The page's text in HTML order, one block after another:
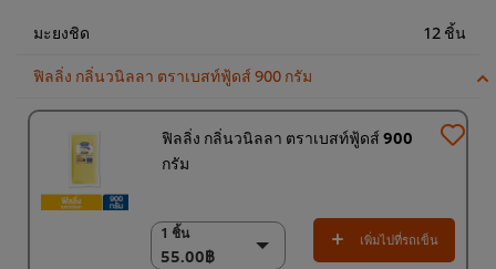
มะยงชิด 12 ชิ้น
ฟิลลิ่ง กลิ่นวนิลลา ตราเบสท์ฟู้ดส์ 900 กรัม
ฟิลลิ่ง กลิ่นวนิลลา ตราเบสท์ฟู้ดส์ 900
กรัม
1 ชิ้น
55.00฿
1 ชิ้น
55.00฿
เพิ่มไปที่รถเข็น